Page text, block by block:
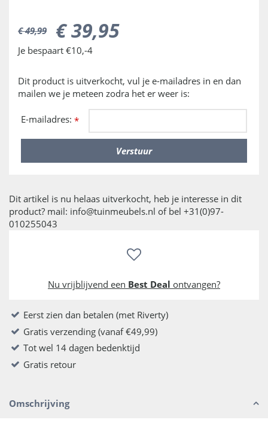
€ 49,99 €39,95
Je bespaart €10,-4
Dit product is uitverkocht, vul je e-mailadres in en dan
mailen we je meteen zodra het er weer is:
E-mailadres: *
Dit artikel is nu helaas uitverkocht, heb je interesse in dit
product? mail: info@tuinmeubels.nl of bel +31(0)97-
010255043
Nu vrijblijvend een Best Deal ontvangen?
Eerst zien dan betalen (met Riverty)
Gratis verzending (vanaf €49,99)
Tot wel 14 dagen bedenktijd
Gratis retour
Omschrijving